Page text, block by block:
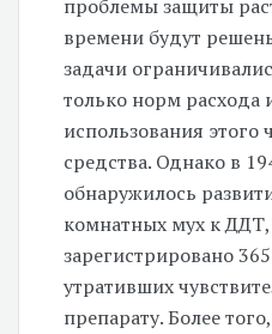
проблемы защиты
времени будут
задачи
только норм расхода
использования этого
средства. Однако в
обнаружилось
комнатных мух к
зарегистрировано
утративших
препарату. Более